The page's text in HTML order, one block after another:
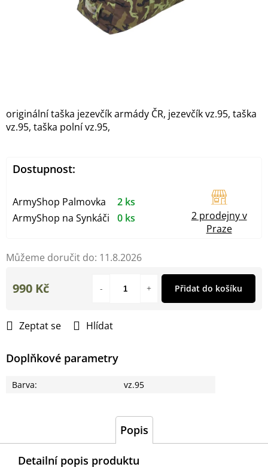
Můžeme doručit do: 11.8.2026
originální taška jezevčík armády ČR, jezevčík vz.95, taška
vz.95, taška polní vz.95,
Zeptat se Hlídat
Doplňkové parametry
Barva: vz.95
990 Kč Přidat do košíku
Dostupnost:
ArmyShop Palmovka
2 ks
ArmyShop na Synkáči
0 ks
2 prodejny v
Praze
Popis
Detailní popis produktu